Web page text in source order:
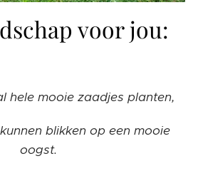
voor jou:
hele mooie zaadjes planten,
blikken op een mooie
oogst.